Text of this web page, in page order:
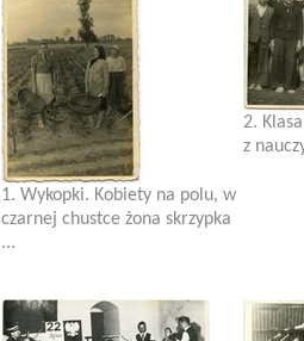
1. Wykopki. Kobiety na polu, w
czarnej chustce żona skrzypka
...
2.
z